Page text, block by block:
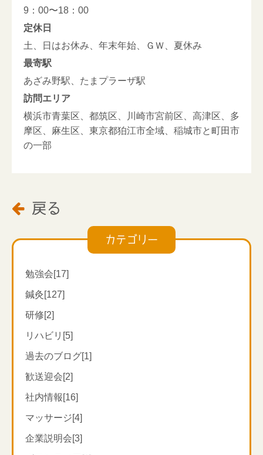
9：00〜18：00
定休日
土、日はお休み、年末年始、ＧＷ、夏休み
最寄駅
あざみ野駅、たまプラーザ駅
訪問エリア
横浜市青葉区、都筑区、川崎市宮前区、高津区、多
摩区、麻生区、東京都狛江市全域、稲城市と町田市
の一部
 戻る
カテゴリー
勉強会[17]
鍼灸[127]
研修[2]
リハビリ[5]
過去のブログ[1]
歓送迎会[2]
社内情報[16]
マッサージ[4]
企業説明会[3]